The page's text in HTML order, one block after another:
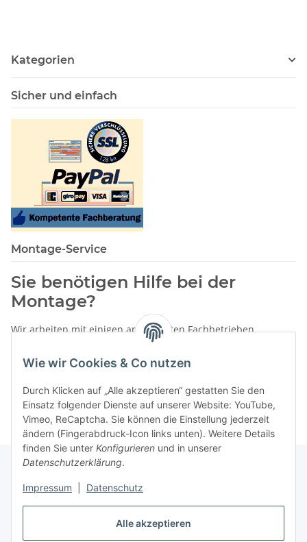
Alle akzeptieren
Wie wir Cookies & Co nutzen
Durch Klicken auf „Alle akzeptieren“ gestatten Sie den
Einsatz folgender Dienste auf unserer Website: YouTube,
Vimeo, ReCaptcha. Sie können die Einstellung jederzeit
ändern (Fingerabdruck-Icon links unten). Weitere Details
finden Sie unter Konfigurieren und in unserer
Datenschutzerklärung.
Impressum Datenschutz
Kategorien
Sicher und einfach
Montage-Service
Sie benötigen Hilfe bei der
Montage?
Wir arbeiten mit einigen anerkannten Fachbetrieben
Rufen Sie uns einfach an:
oder schreiben Sie uns eine eMail!
Gesetzliche Informationen